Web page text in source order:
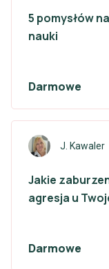
5 pomysłów
nauki
Darmowe
J. Kawaler
Jakie
agresja u
Darmowe